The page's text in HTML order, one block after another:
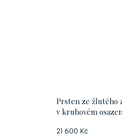
Prsten ze žlutého
v kruhovém
21 600 Kč